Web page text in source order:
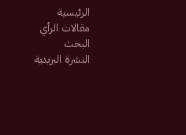
الرئيسية
مقالات الرأي
البحث
النشرة البريدية